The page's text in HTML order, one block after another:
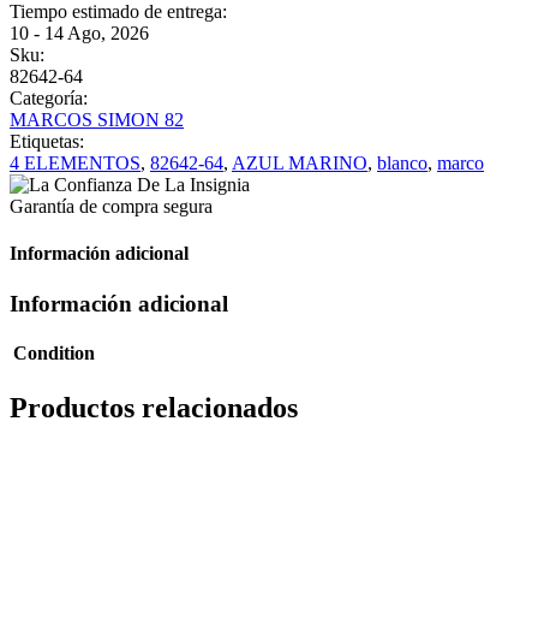
Tiempo estimado de entrega:
10 - 14 Ago, 2026
Sku:
82642-64
Categoría:
MARCOS SIMON 82
Etiquetas:
4 ELEMENTOS, 82642-64, AZUL MARINO, blanco, marco
Garantía de compra segura
Información adicional
Información adicional
Condition
Productos relacionados